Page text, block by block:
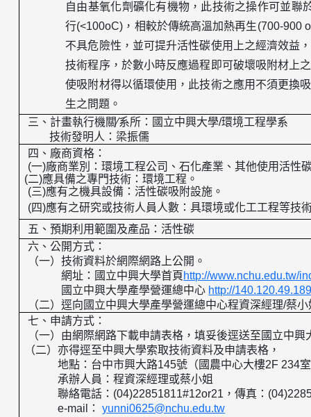
自由基氧化劑礦化有機物，此技術之操作可並聯
行(<100oC) ，相較於傳統高溫加熱再生(700-900
不具危險性，並可提升活性碳使用上之經濟效益
技術程序，於數小時反應過程即可破壞吸附材上
使吸附材得以循環使用，此技術之應用不須更換
生之問題。
三、 計畫執行機關∕系所：國立中興大學/環境工程學系
技術發明人： 梁振儒
四、廠商資格：
(一)廠商業別：環境工程公司、石化產業、其他使用活性
(二)應具備之專門技術：環境工程。
(三)應有之機具設備：活性碳吸附設施。
(四)應有之研究或技術人員人數：具環境或化工工程等技
五、預期利用範圍及產品： 活性碳
六、公開方式：
（一）技術資料於網際網路上公開。
網址：國立中興大學首頁 http://www.nchu.edu.tw/
國立中興大學產學營運總中心 http://
（二）逕向國立中興大學產學營運總中心程資深經理/蔡小
七、申請方式：
（一）由網際網路下載申請表格，填妥後逕送至國立中
（二）亦得逕至中興大學索取技術資料及申請表格，
地點：台中市興大路145號（國農中心大樓2F 234
承辦人員：程資深經理或蔡小姐
聯絡電話： (04)22851811#12or21 ，傳真：
e-mail
： yunni0625@nchu.edu.tw